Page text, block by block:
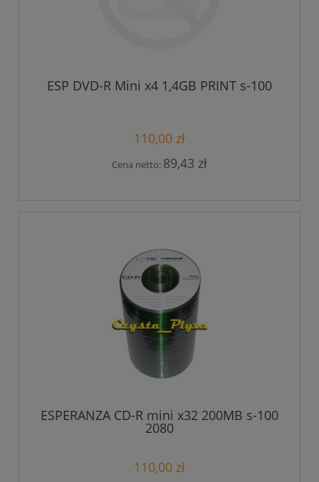
ESP DVD-R Mini x4 1,4GB PRINT s-100
110,00 zł
Cena netto: 89,43 zł
ESPERANZA CD-R mini x32 200MB s-100
2080
110,00 zł